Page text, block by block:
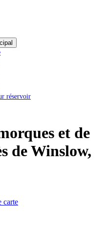
réservoir
et de
deWinslow,
carte